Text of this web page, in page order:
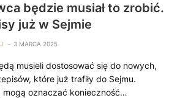
będzie musiał to zrobić.
już w Sejmie
3 MARCA 2025
musieli dostosować się do nowych,
które już trafiły do Sejmu.
mogą oznaczać konieczność…